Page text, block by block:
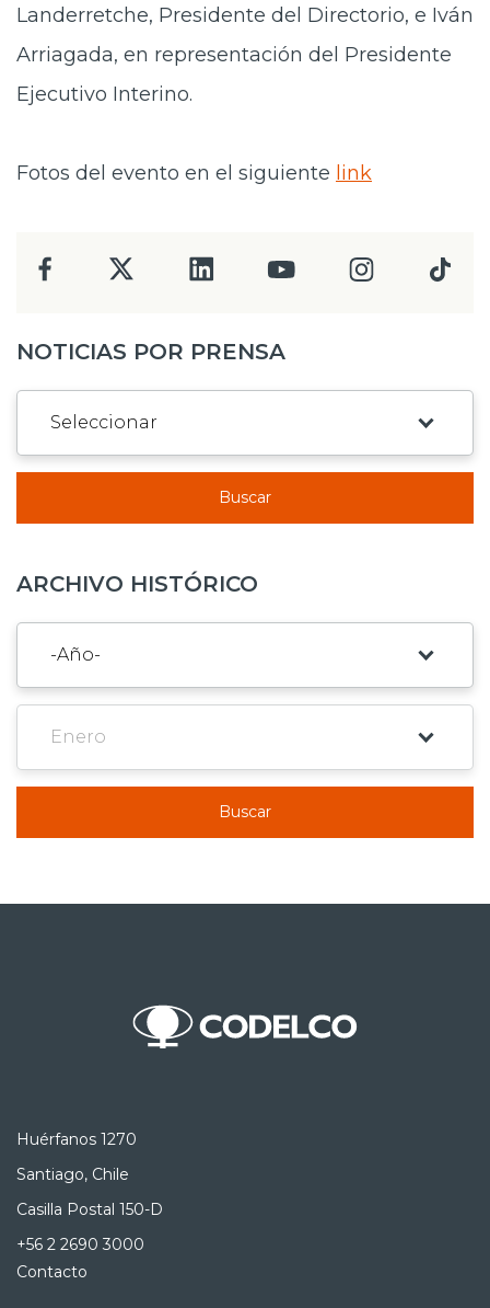
Landerretche, Presidente del Directorio, e Iván
Arriagada, en representación del Presidente
Ejecutivo Interino.
Fotos del evento en el siguiente link
NOTICIAS POR PRENSA
Buscar
ARCHIVO HISTÓRICO
Buscar
Huérfanos 1270
Santiago, Chile
Casilla Postal 150-D
+56 2 2690 3000
Contacto